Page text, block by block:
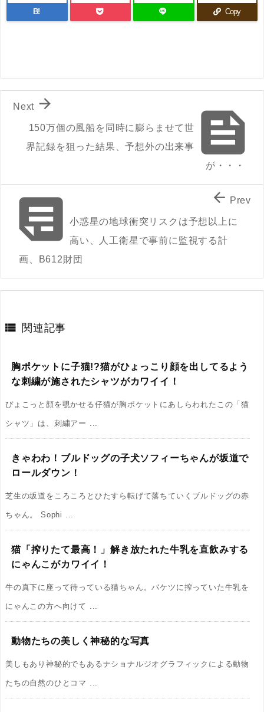
B! Copy

150万個の風船を同時に膨らませて世
界記録を狙った結果、予想外の出来事
が・・・

Next
小惑星の地球衝突リスクは予想以上に
高い、人工衛星で事前に監視する計
画、B612財団
 Prev
 関連記事
胸ポケットに子猫!?猫がひょっこり顔を出してるよう
な刺繍が施されたシャツがカワイイ！
ぴょこっと顔を覗かせる仔猫が胸ポケットにあしらわれたこの「猫
シャツ」は、刺繍アー ...
きゃわわ！ブルドッグの子犬ソフィーちゃんが坂道で
ロールダウン！
芝生の坂道をころころとひたすら転げて落ちていくブルドッグの赤
ちゃん。 Sophi ...
猫「搾りたて最高！」解き放たれた牛乳を直飲みする
にゃんこがカワイイ！
牛の真下に座って待っている猫ちゃん。バケツに搾っていた牛乳を
にゃんこの方へ向けて ...
動物たちの美しく神秘的な写真
美しもあり神秘的でもあるナショナルジオグラフィックによる動物
たちの自然のひとコマ ...